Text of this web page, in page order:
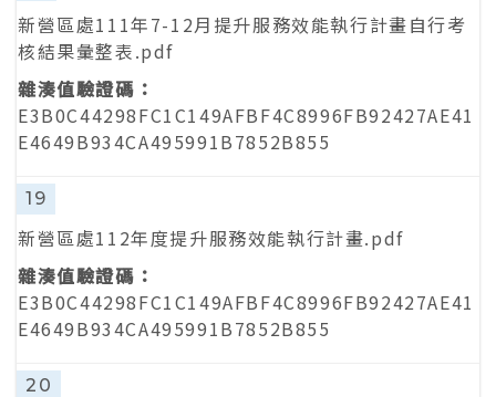
新營區處111年7-12月提升服務效能執行計畫自行考
核結果彙整表.pdf
E3B0C44298FC1C149AFBF4C8996FB92427AE41
E4649B934CA495991B7852B855
19
新營區處112年度提升服務效能執行計畫.pdf
E3B0C44298FC1C149AFBF4C8996FB92427AE41
E4649B934CA495991B7852B855
20